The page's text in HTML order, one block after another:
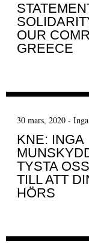
OUR
GREECE
30 mars, 2020 -
KNE: INGA
TYSTA
TILL ATT
HÖRS